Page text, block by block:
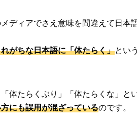
ディアでさえ意味を間違えて日
がちな日本語に「体たらく」とい
「体たらくぶり」「体たらくな」と
にも誤用が混ざっているのです。